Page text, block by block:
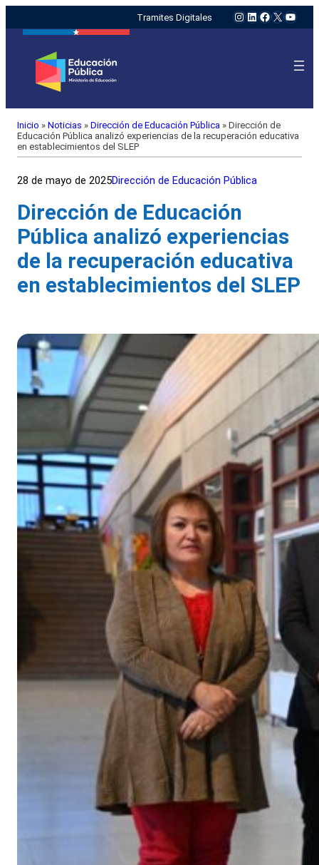
Tramites Digitales Instagram
LinkedIn
Facebook
X
Inicio » Noticias » Dirección de Educación Pública » Dirección de
Educación Pública analizó experiencias de la recuperación educativa
en establecimientos del SLEP
28 de mayo de 2025Dirección de Educación Pública
Dirección de Educación
Pública analizó experiencias
de la recuperación educativa
en establecimientos del SLEP